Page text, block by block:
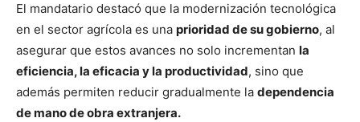
El mandatario destacó que la modernización tecnológica
en el sector agrícola es una prioridad de su gobierno, al
asegurar que estos avances no solo incrementan la
eficiencia, la eficacia y la productividad, sino que
además permiten reducir gradualmente la dependencia
de mano de obra extranjera.